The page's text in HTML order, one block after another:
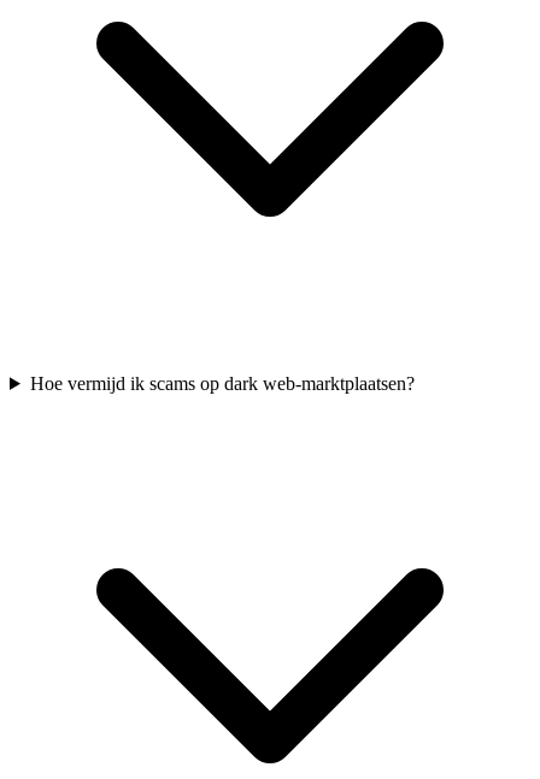
Hoe vermijd ik scams op dark web-marktplaatsen?